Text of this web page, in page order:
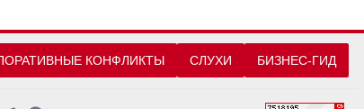
КОНФЛИКТЫ СЛУХИ БИЗНЕС-ГИД